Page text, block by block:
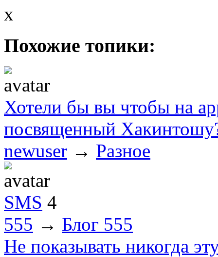
x
Похожие топики:
Хотели бы вы чтобы на
посвященный
newuser → Разное
SMS 4
555 → Блог 555
Не показывать никогда